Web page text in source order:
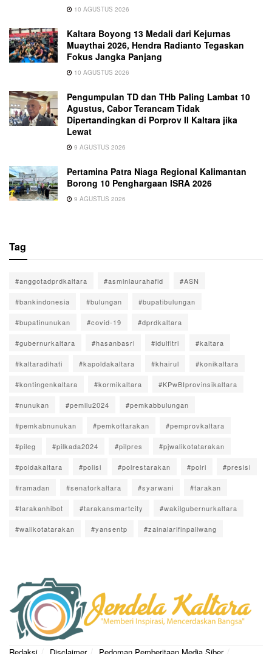
10 AGUSTUS 2026
Kaltara Boyong 13 Medali dari Kejurnas
Muaythai 2026, Hendra Radianto Tegaskan
Fokus Jangka Panjang
10 AGUSTUS 2026
Pengumpulan TD dan THb Paling Lambat 10
Agustus, Cabor Terancam Tidak
Dipertandingkan di Porprov II Kaltara jika
Lewat
9 AGUSTUS 2026
Pertamina Patra Niaga Regional Kalimantan
Borong 10 Penghargaan ISRA 2026
9 AGUSTUS 2026
Tag
#anggotadprdkaltara #asminlaurahafid #ASN
#bankindonesia #bulungan #bupatibulungan
#bupatinunukan #covid-19 #dprdkaltara
#gubernurkaltara #hasanbasri #idulfitri #kaltara
#kaltaradihati #kapoldakaltara #khairul #konikaltara
#kontingenkaltara #kormikaltara #KPwBIprovinsikaltara
#nunukan #pemilu2024 #pemkabbulungan
#pemkabnunukan #pemkottarakan #pemprovkaltara
#pileg #pilkada2024 #pilpres #pjwalikotatarakan
#poldakaltara #polisi #polrestarakan #polri #presisi
#ramadan #senatorkaltara #syarwani #tarakan
#tarakanhibot #tarakansmartcity #wakilgubernurkaltara
#walikotatarakan #yansentp #zainalarifinpaliwang